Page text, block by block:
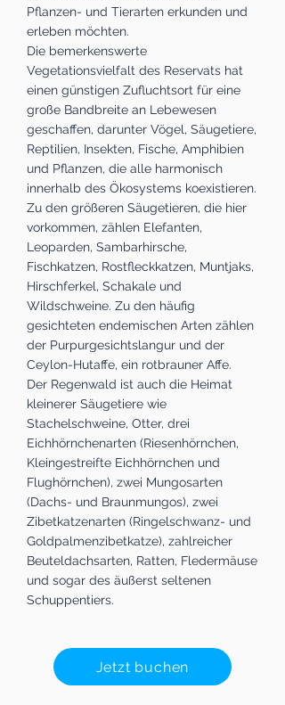
Pflanzen- und Tierarten erkunden und
erleben möchten.
Die bemerkenswerte
Vegetationsvielfalt des Reservats hat
einen günstigen Zufluchtsort für eine
große Bandbreite an Lebewesen
geschaffen, darunter Vögel, Säugetiere,
Reptilien, Insekten, Fische, Amphibien
und Pflanzen, die alle harmonisch
innerhalb des Ökosystems koexistieren.
Zu den größeren Säugetieren, die hier
vorkommen, zählen Elefanten,
Leoparden, Sambarhirsche,
Fischkatzen, Rostfleckkatzen, Muntjaks,
Hirschferkel, Schakale und
Wildschweine. Zu den häufig
gesichteten endemischen Arten zählen
der Purpurgesichtslangur und der
Ceylon-Hutaffe, ein rotbrauner Affe.
Der Regenwald ist auch die Heimat
kleinerer Säugetiere wie
Stachelschweine, Otter, drei
Eichhörnchenarten (Riesenhörnchen,
Kleingestreifte Eichhörnchen und
Flughörnchen), zwei Mungosarten
(Dachs- und Braunmungos), zwei
Zibetkatzenarten (Ringelschwanz- und
Goldpalmenzibetkatze), zahlreicher
Beuteldachsarten, Ratten, Fledermäuse
und sogar des äußerst seltenen
Schuppentiers.
Jetzt buchen